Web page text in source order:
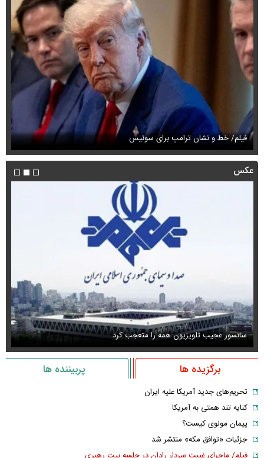
فیلم/ خط و نشان ترامپ برای سوئیس
عکس
سانسور عجیب تلویزیون همه را متعجب کرد
برگزیده ها پربیننده ها
تحریم‌های جدید آمریکا علیه ایران
کنایه تند همتی به آمریکا
پیمان مولوی کیست؟
جزئیات «توافق مکه» منتشر شد